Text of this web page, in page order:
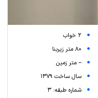
2 خواب
80 متر زیربنا
-- متر زمین
سال ساخت 1379
شماره طبقه: 3